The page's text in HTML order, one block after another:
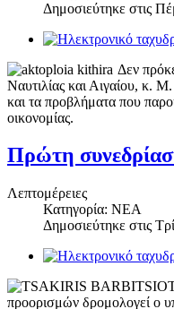
Δημοσιεύτηκε στις
Δεν
Ναυτιλίας και Αιγαίου, κ.
και τα προβλήματα που
οικονομίας.
Πρώτη
Λεπτομέρειες
Κατηγορία: ΝΕΑ
Δημοσιεύτηκε στις
προορισμών δρομολογεί ο